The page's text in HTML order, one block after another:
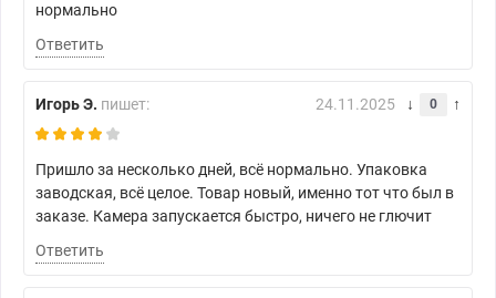
нормально
Ответить
Игорь Э. пишет: 24.11.2025 0
Пришло за несколько дней, всё нормально. Упаковка
заводская, всё целое. Товар новый, именно тот что был в
заказе. Камера запускается быстро, ничего не глючит
Ответить